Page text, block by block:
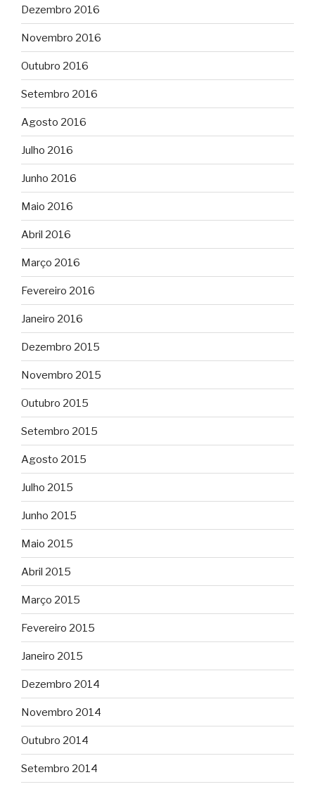
Dezembro 2016
Novembro 2016
Outubro 2016
Setembro 2016
Agosto 2016
Julho 2016
Junho 2016
Maio 2016
Abril 2016
Março 2016
Fevereiro 2016
Janeiro 2016
Dezembro 2015
Novembro 2015
Outubro 2015
Setembro 2015
Agosto 2015
Julho 2015
Junho 2015
Maio 2015
Abril 2015
Março 2015
Fevereiro 2015
Janeiro 2015
Dezembro 2014
Novembro 2014
Outubro 2014
Setembro 2014